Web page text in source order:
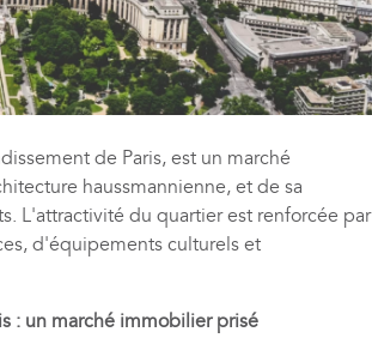
de Paris, est un marché
haussmannienne, et de sa
L'attractivité du quartier est renforcée par
d'équipements culturels et
: un marché immobilier prisé